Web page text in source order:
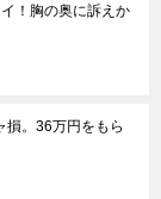
！胸の奥に訴えか
損。36万円をもら